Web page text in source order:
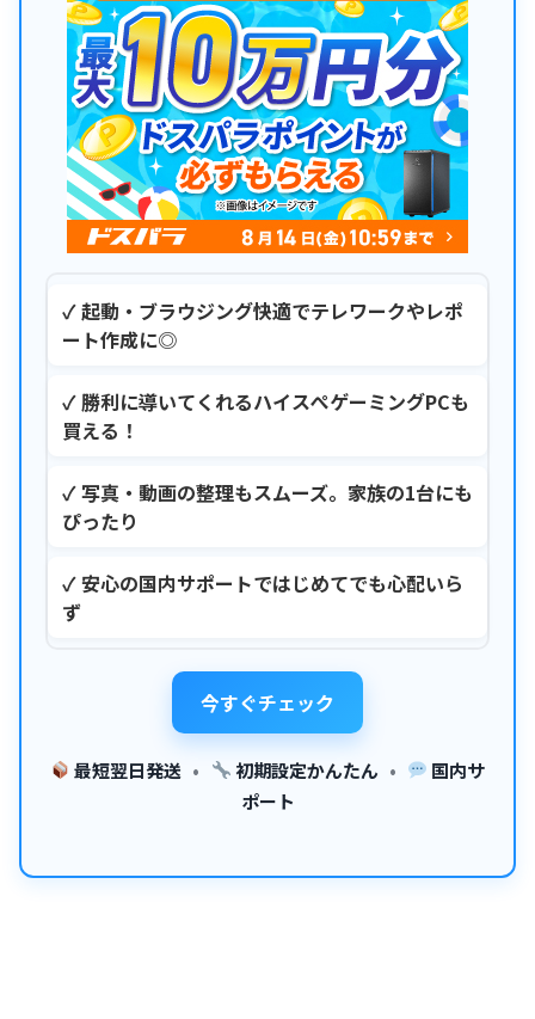
✓ 起動・ブラウジング快適でテレワークやレポ
ート作成に◎
✓ 勝利に導いてくれるハイスぺゲーミングPCも
買える！
✓ 写真・動画の整理もスムーズ。家族の1台にも
ぴったり
✓ 安心の国内サポートではじめてでも心配いら
ず
今すぐチェック
最短翌日発送 • 初期設定かんたん •
国内サ
ポート